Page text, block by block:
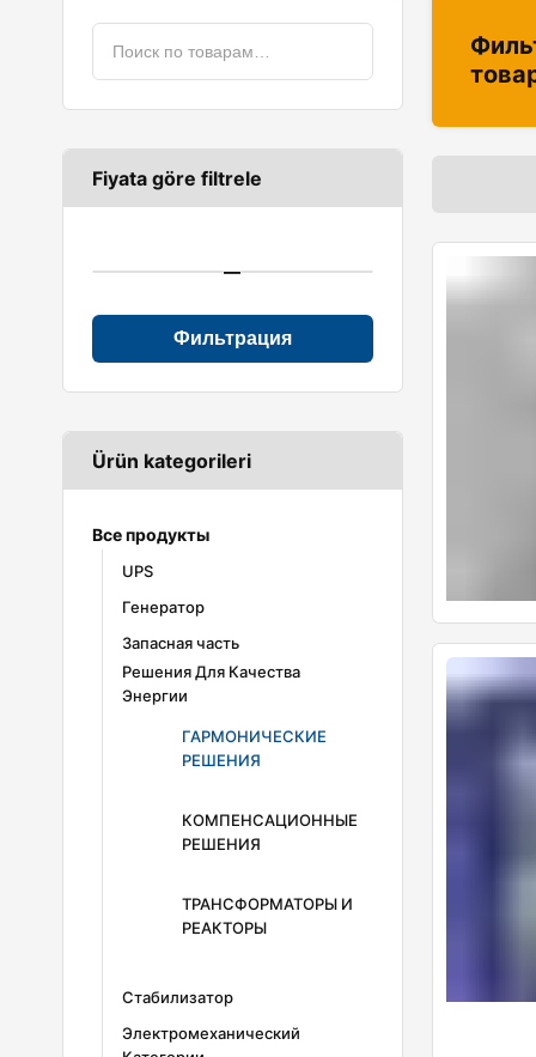
Fiyata göre filtrele
Фильтрация
—
Ürün kategorileri
Все продукты
UPS
Defender Series
MA Series
MM Portable Series
Poweractive Series
Генератор
Генератор
природного газа
Гибридный генератор
Дизель-
генераторные
Комплекты
Мобильные
генераторные
Запасная часть
Решения Для Качества
Энергии
ГАРМОНИЧЕСКИЕ
РЕШЕНИЯ
Активный
Фильтр
Пассивный
Фильтр
КОМПЕНСАЦИОННЫЕ
РЕШЕНИЯ
Конденсаторы
Нн
Тиристорный
ТРАНСФОРМАТОРЫ И
РЕАКТОРЫ
Стабилизатор
Динамический
Электромеханический